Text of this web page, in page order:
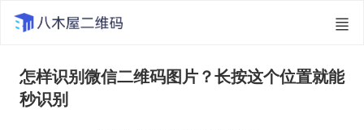
怎样识别微信二维码图片？长按这个位置就能
秒识别